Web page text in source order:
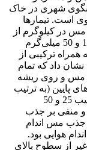
شهری در خاک
است. تیمارها
5 و 25 میلی‌گرم مس در کیلوگرم از
منبع سولفات مس) و سه سطح روی (صفر، 10 و 50 میلی‌گرم
ترکیبی از
بود. نتایج نشان داد که تمام
مس و روی ریشه
پایین (به ترتیب
5 و 10 میلی‌گرم بر کیلوگرم خاک) و بالا (به ترتیب 25 و 50
و منفی بر جذب
جذب مس اندام
هوایی بود.
از سطوح بالای